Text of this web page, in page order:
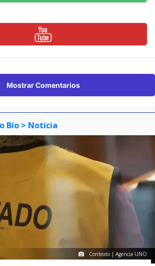
Mostrar Comentarios
Bío > Noticia
Contexto | Agencia UNO